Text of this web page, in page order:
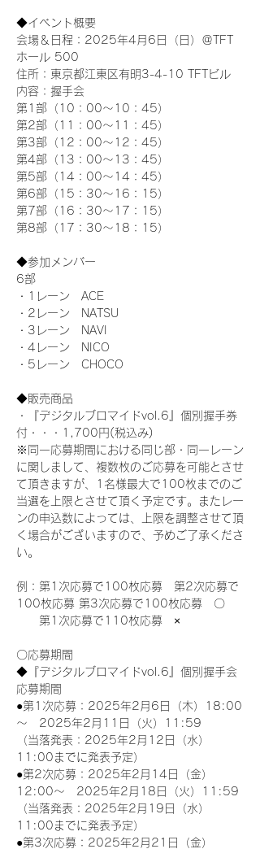
◆イベント概要
会場＆日程：2025年4月6日（日）＠TFT
ホール 500
住所：東京都江東区有明3-4-10 TFTビル
内容：握手会
第1部（10：00～10：45）
第2部（11：00～11：45）
第3部（12：00～12：45）
第4部（13：00～13：45）
第5部（14：00～14：45）
第6部（15：30～16：15）
第7部（16：30～17：15）
第8部（17：30～18：15）
◆参加メンバー
6部
・1レーン　ACE
・2レーン　NATSU
・3レーン　NAVI
・4レーン　NICO
・5レーン　CHOCO
◆販売商品
・『デジタルブロマイドvol.6』個別握手券
付・・・1,700円(税込み)
※同一応募期間における同じ部・同一レーン
に関しまして、複数枚のご応募を可能とさせ
て頂きますが、1名様最大で100枚までのご
当選を上限とさせて頂く予定です。またレー
ンの申込数によっては、上限を調整させて頂
く場合がございますので、予めご了承くださ
い。
例：第1次応募で100枚応募　第2次応募で
100枚応募 第3次応募で100枚応募　〇
第1次応募で110枚応募　×
〇応募期間
◆『デジタルブロマイドvol.6』個別握手会
応募期間
●第1次応募：2025年2月6日（木）18:00
～　2025年2月11日（火）11:59
（当落発表：2025年2月12日（水）
11:00までに発表予定）
●第2次応募：2025年2月14日（金）
12:00～　2025年2月18日（火）11:59
（当落発表：2025年2月19日（水）
11:00までに発表予定）
●第3次応募：2025年2月21日（金）